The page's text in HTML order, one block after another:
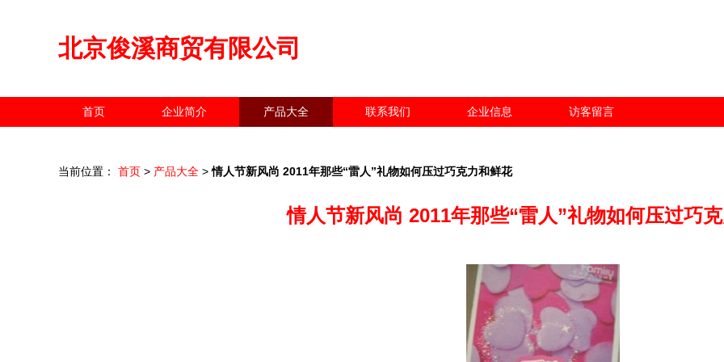
北京俊溪商贸有限公司
首页 企业简介 产品大全 联系我们 企业信息 访客留言
当前位置： 首页 > 产品大全 > 情人节新风尚 2011年那些“雷人”礼物如何压过巧克力和鲜花
情人节新风尚 2011年那些“雷人”礼物如何压过巧